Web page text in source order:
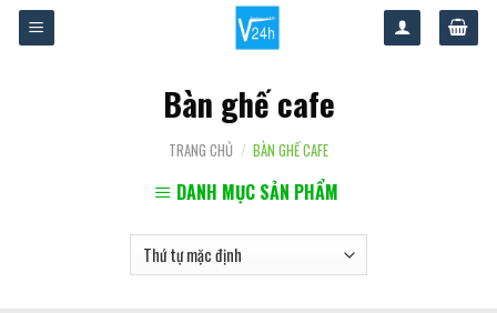
Skip
Bàn ghế cafe
TRANG CHỦ / BÀN GHẾ CAFE
DANH MỤC SẢN PHẨM